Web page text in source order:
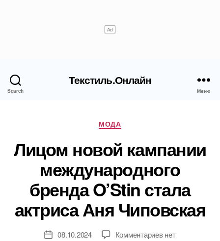
Search
Текстиль.Онлайн
Меню
Рубрики
МОДА
Лицом новой кампании
международного
бренда O’Stin стала
актриса Аня Чиповская
Дата08.10.2024 Комментариевк
нет